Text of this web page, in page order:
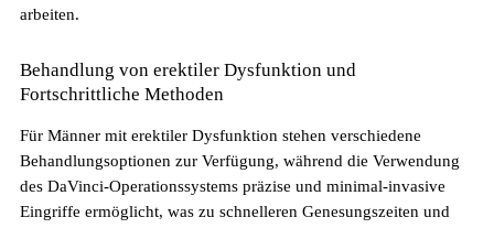
Pflegefachperson Schweiz: Anerkennung &
arbeiten.
Behandlung von erektiler Dysfunktion und
Fortschrittliche Methoden
Für Männer mit erektiler Dysfunktion stehen verschiedene
Behandlungsoptionen zur Verfügung, während die Verwendung
des DaVinci-Operationssystems präzise und minimal-invasive
Eingriffe ermöglicht, was zu schnelleren Genesungszeiten und